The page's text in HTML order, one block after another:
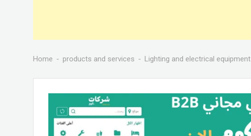
Home products and services Lighting and electrical equipment